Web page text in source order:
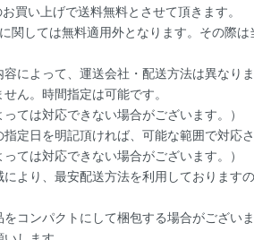
買い上げで送料無料とさせて頂きます。
関しては無料適用外となります。その際
容によって、運送会社・配送方法は異なり
ん。時間指定は可能です。
っては対応できない場合がございます。）
指定日を明記頂ければ、可能な範囲で対応
っては対応できない場合がございます。）
により、最安配送方法を利用しております
をコンパクトにして梱包する場合がござい